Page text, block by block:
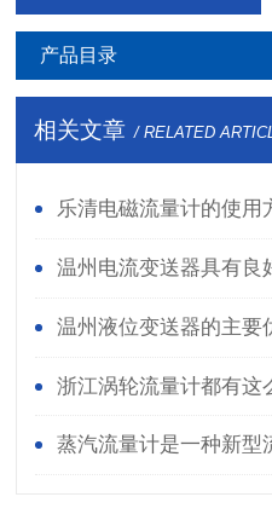
产品目录
相关文章 / RELATED
乐清电磁流量计的使用
温州电流变送器具有良
静电能力
温州液位变送器的主要
浙江涡轮流量计都有这
道 蒸汽流量计是一种新型